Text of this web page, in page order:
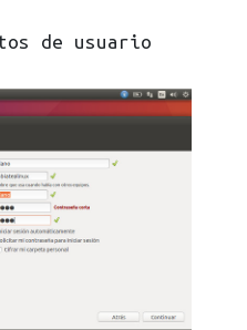
de usuario